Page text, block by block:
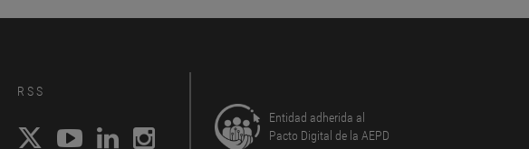
RSS
Entidad adherida al
Pacto Digital de la AEPD